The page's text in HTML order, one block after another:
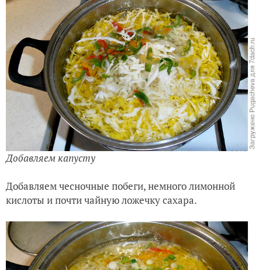
Добавляем капусту
Добавляем чесночные побеги, немного лимонной
кислоты и почти чайную ложечку сахара.